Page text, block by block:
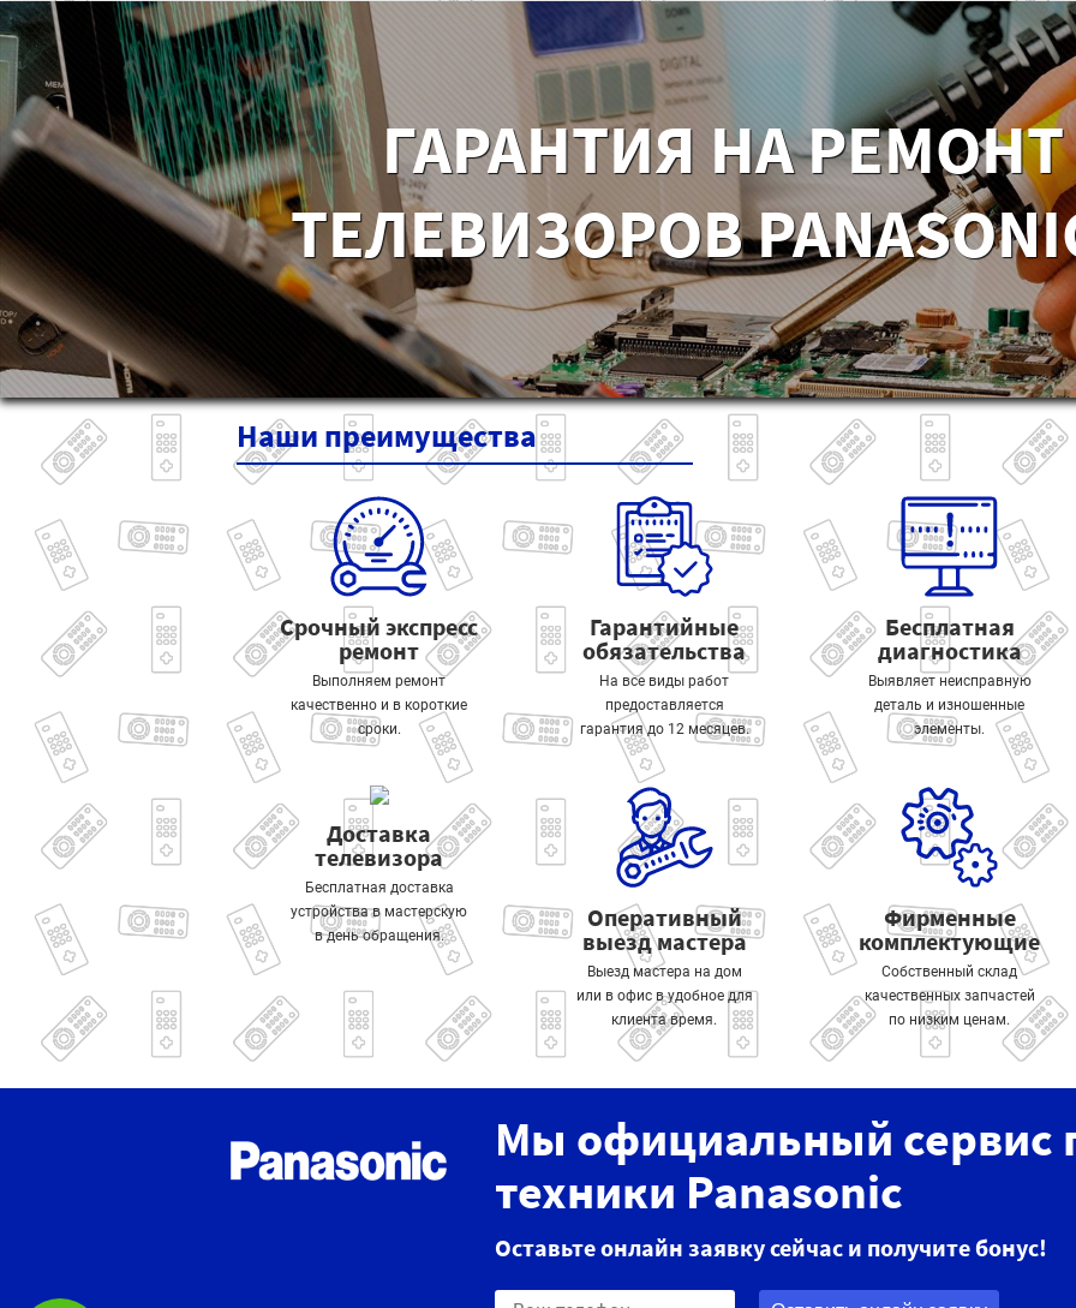
ГАРАНТИЯ НА РЕМОНТ
ТЕЛЕВИЗОРОВ
Наши преимущества
Срочный экспресс
ремонт
Выполняем ремонт
качественно и в короткие
сроки.
Гарантийные
обязательства
На все виды работ
предоставляется
гарантия до 12 месяцев.
Бесплатная
диагностика
Выявляет неисправную
деталь и изношенные
элементы.
Доставка
телевизора
Бесплатная доставка
устройства в мастерскую
в день обращения.
Оперативный
выезд мастера
Выезд мастера на дом
или в офис в удобное для
клиента время.
Фирменные
комплектующие
Собственный склад
качественных запчастей
по низким ценам.
Мы официальный сервис
техники Panasonic
Оставьте онлайн заявку сейчас и получите бонус!